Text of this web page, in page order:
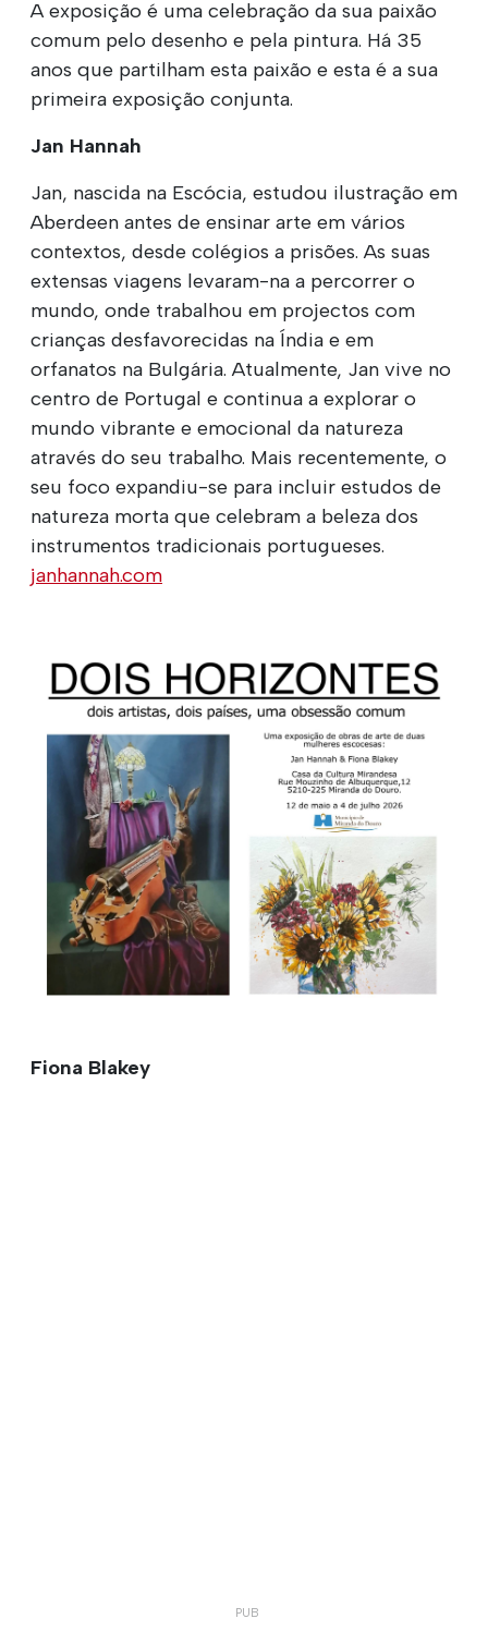
A exposição é uma celebração da sua paixão
comum pelo desenho e pela pintura. Há 35
anos que partilham esta paixão e esta é a sua
primeira exposição conjunta.
Jan Hannah
Jan, nascida na Escócia, estudou ilustração em
Aberdeen antes de ensinar arte em vários
contextos, desde colégios a prisões. As suas
extensas viagens levaram-na a percorrer o
mundo, onde trabalhou em projectos com
crianças desfavorecidas na Índia e em
orfanatos na Bulgária. Atualmente, Jan vive no
centro de Portugal e continua a explorar o
mundo vibrante e emocional da natureza
através do seu trabalho. Mais recentemente, o
seu foco expandiu-se para incluir estudos de
natureza morta que celebram a beleza dos
instrumentos tradicionais portugueses.
janhannah.com
Fiona Blakey